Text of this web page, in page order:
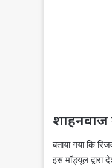
बताया गया कि
इस मॉड्यूल